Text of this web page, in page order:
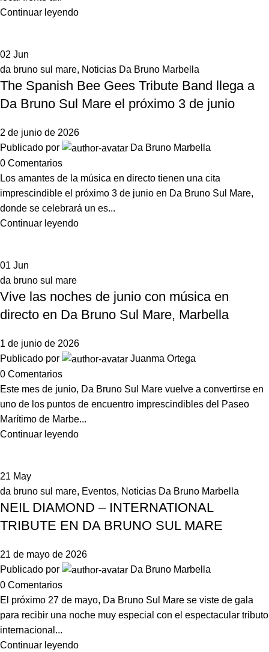
Continuar leyendo
02 Jun
da bruno sul mare, Noticias Da Bruno Marbella
The Spanish Bee Gees Tribute Band llega a
Da Bruno Sul Mare el próximo 3 de junio
2 de junio de 2026
Publicado por
Da Bruno Marbella
0 Comentarios
Los amantes de la música en directo tienen una cita
imprescindible el próximo 3 de junio en Da Bruno Sul Mare,
donde se celebrará un es...
Continuar leyendo
01 Jun
da bruno sul mare
Vive las noches de junio con música en
directo en Da Bruno Sul Mare, Marbella
1 de junio de 2026
Publicado por
Juanma Ortega
0 Comentarios
Este mes de junio, Da Bruno Sul Mare vuelve a convertirse en
uno de los puntos de encuentro imprescindibles del Paseo
Marítimo de Marbe...
Continuar leyendo
21 May
da bruno sul mare, Eventos, Noticias Da Bruno Marbella
NEIL DIAMOND – INTERNATIONAL
TRIBUTE EN DA BRUNO SUL MARE
21 de mayo de 2026
Publicado por
Da Bruno Marbella
0 Comentarios
El próximo 27 de mayo, Da Bruno Sul Mare se viste de gala
para recibir una noche muy especial con el espectacular tributo
internacional...
Continuar leyendo